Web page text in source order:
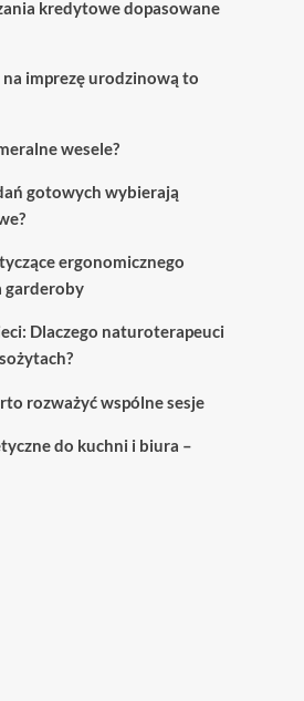
kredytowe dopasowane
imprezę urodzinową to
wesele?
gotowych wybierają
ergonomicznego
garderoby
Dlaczego naturoterapeuci
rozważyć wspólne sesje
do kuchni i biura –